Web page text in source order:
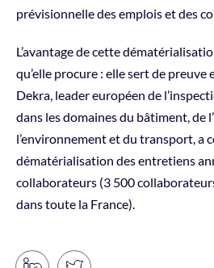
prévisionnelle des emplois et des
L’avantage de cette
qu’elle procure : elle sert de preuve
Dekra, leader européen de
dans les domaines du bâtiment, de
l’environnement et du transport, a
dématérialisation des entretiens
collaborateurs (3 500
dans toute la France).